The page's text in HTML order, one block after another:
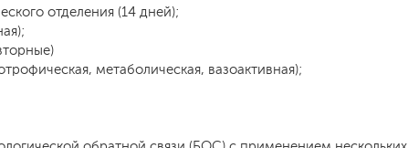
отделения (14 дней);
метаболическая, вазоактивная);